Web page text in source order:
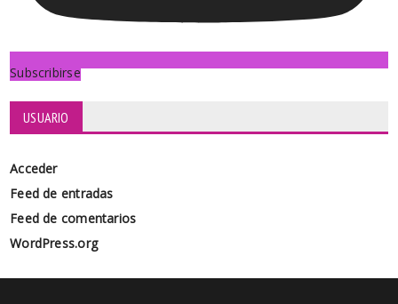
Subscribirse
USUARIO
Acceder
Feed de entradas
Feed de comentarios
WordPress.org